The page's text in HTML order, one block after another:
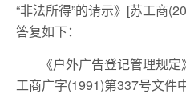
“非法所得”的请示》[苏工商
答复如下：
《户外广告登记管理规
工商广字(1991)第337号文件